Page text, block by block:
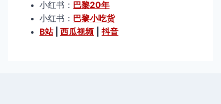
小红书： 巴黎20年
小红书： 巴黎小吃货
B站| 西瓜视频 抖音